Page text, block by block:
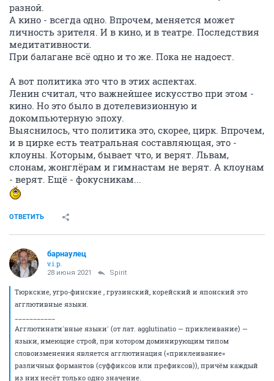
разной.
А кино - всегда одно. Впрочем, меняется может
личность зрителя. И в кино, и в театре. Последствия
медитативности.
При балагане всё одно и то же. Пока не надоест.
А вот политика это что в этих аспектах.
Ленин считал, что важнейшее искусство при этом -
кино. Но это было в дотелевизионную и
докомпьютерную эпоху.
Выяснилось, что политика это, скорее, цирк. Впрочем,
и в цирке есть театральная составляющая, это -
клоуны. Которым, бывает что, и верят. Львам,
слонам, жонглёрам и гимнастам не верят. А клоунам
- верят. Ещё - фокусникам...
ОТВЕТИТЬ
барнаулец
v.i.p.
28 июня 2021 Spirit
Тюркские, угро-финские , грузинский, корейский и японский это
агглютивные языки.
Агглютинати́вные языки́ (от лат. agglutinatio — приклеивание) —
языки, имеющие строй, при котором доминирующим типом
словоизменения является агглютинация («приклеивание»
различных формантов (суффиксов или префиксов)), причём каждый
из них несёт только одно значение.